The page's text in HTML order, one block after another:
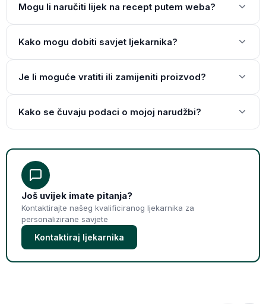
Mogu li naručiti lijek na recept putem weba?
Kako mogu dobiti savjet ljekarnika?
Je li moguće vratiti ili zamijeniti proizvod?
Kako se čuvaju podaci o mojoj narudžbi?
Još uvijek imate pitanja?
Kontaktirajte našeg kvalificiranog ljekarnika za
personalizirane savjete
Kontaktiraj ljekarnika